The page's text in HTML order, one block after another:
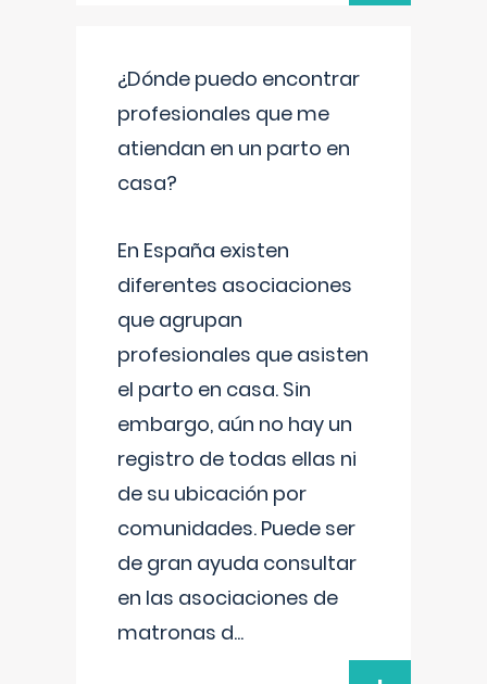
¿Dónde puedo encontrar
profesionales que me
atiendan en un parto en
casa?
En España existen
diferentes asociaciones
que agrupan
profesionales que asisten
el parto en casa. Sin
embargo, aún no hay un
registro de todas ellas ni
de su ubicación por
comunidades. Puede ser
de gran ayuda consultar
en las asociaciones de
matronas d...